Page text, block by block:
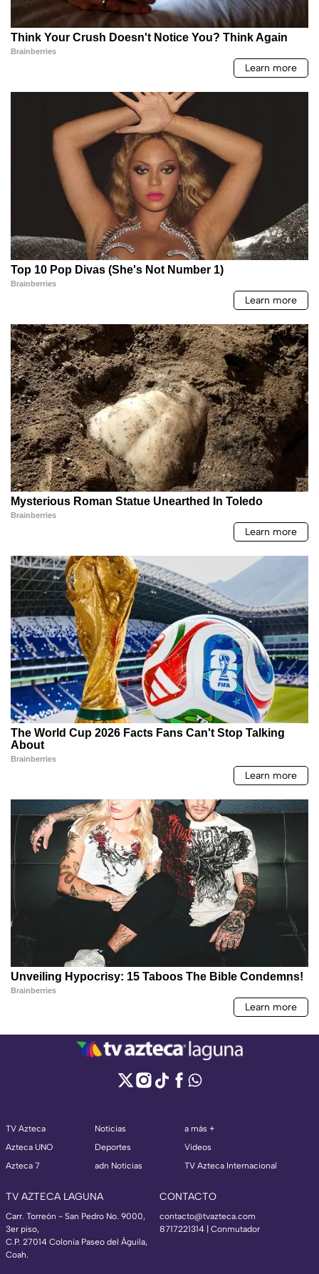
TV Azteca
Azteca UNO
Azteca 7
Noticias
Deportes
adn Noticias
a más +
Videos
TV Azteca Internacional
TV AZTECA LAGUNA
Carr. Torreón - San Pedro No. 9000,
3er piso,
C.P. 27014 Colonia Paseo del Águila,
Coah.
CONTACTO
contacto@tvazteca.com
8717221314 | Conmutador